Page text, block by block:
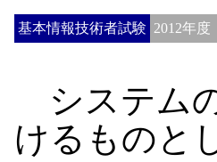
基本情報技術者試験 2012年度
システム
けるものと